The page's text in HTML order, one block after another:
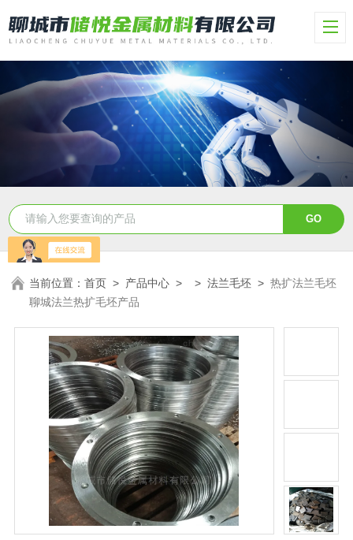
当前位置：首页 > 产品中心 > >法兰毛坯 >热扩法兰毛坯
聊城法兰热扩毛坯产品